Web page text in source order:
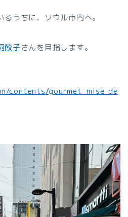
うちに、ソウル市内へ。
餃子さんを目指します。
contents/gourmet_mise_de